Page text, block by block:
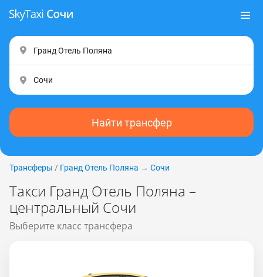
Найти трансфер
Трансферы / Гранд Отель Поляна → Сочи
Такси Гранд Отель Поляна –
центральный Сочи
Выберите класс трансфера